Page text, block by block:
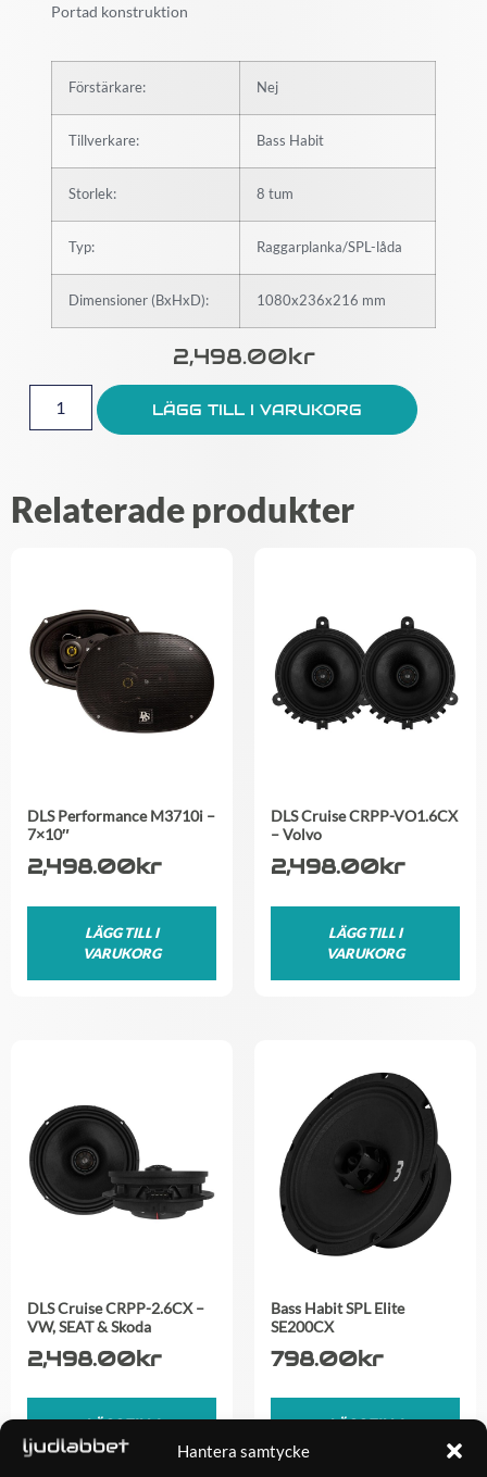
Hantera samtycke
Portad konstruktion
Förstärkare: Nej
Tillverkare: Bass Habit
Storlek: 8 tum
Typ: Raggarplanka/SPL-låda
Dimensioner (BxHxD): 1080x236x216 mm
2,498.00Kr
LÄGG TILL I VARUKORG
Relaterade produkter
DLS Performance M3710i –
7×10″
2,498.00kr
LÄGG TILL I
VARUKORG
DLS Cruise CRPP-VO1.6CX
– Volvo
2,498.00kr
LÄGG TILL I
VARUKORG
DLS Cruise CRPP-2.6CX –
VW, SEAT & Skoda
2,498.00kr
LÄGG TILL I
VARUKORG
Bass Habit SPL Elite
SE200CX
798.00kr
LÄGG TILL I